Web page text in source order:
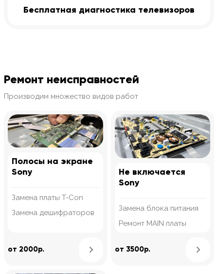
Бесплатная диагностика телевизоров
Ремонт неисправностей
Производим множество видов работ
Полосы на экране
Sony
Замена платы T-Con
Замена дешифраторов
от 2000р. Узнать подробнее
Не включается
Sony
Замена блока питания
Ремонт MAIN платы
от 3500р.